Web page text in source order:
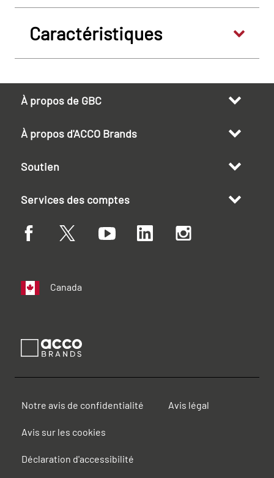
Caractéristiques
À propos de GBC
À propos d'ACCO Brands
Soutien
Services des comptes
Canada
Notre avis de confidentialité Avis légal
Avis sur les cookies
Déclaration d'accessibilité